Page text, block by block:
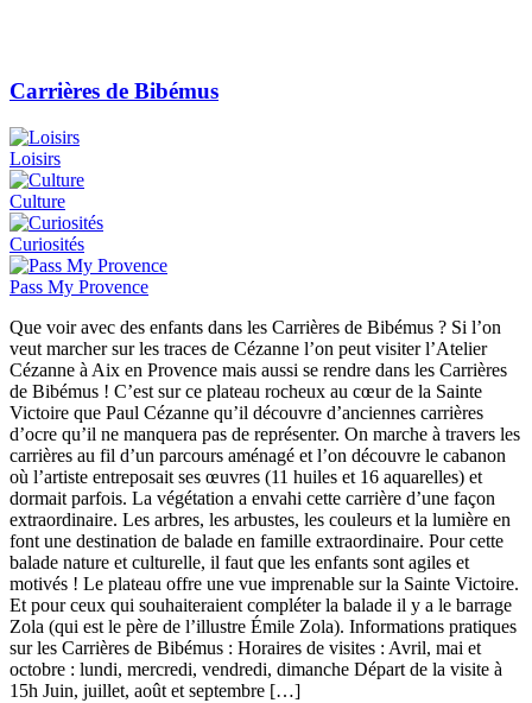
Carrières de Bibémus
Loisirs
Culture
Curiosités
Pass My Provence
Que voir avec des enfants dans les Carrières de Bibémus ? Si l’on
veut marcher sur les traces de Cézanne l’on peut visiter l’Atelier
Cézanne à Aix en Provence mais aussi se rendre dans les Carrières
de Bibémus ! C’est sur ce plateau rocheux au cœur de la Sainte
Victoire que Paul Cézanne qu’il découvre d’anciennes carrières
d’ocre qu’il ne manquera pas de représenter. On marche à travers les
carrières au fil d’un parcours aménagé et l’on découvre le cabanon
où l’artiste entreposait ses œuvres (11 huiles et 16 aquarelles) et
dormait parfois. La végétation a envahi cette carrière d’une façon
extraordinaire. Les arbres, les arbustes, les couleurs et la lumière en
font une destination de balade en famille extraordinaire. Pour cette
balade nature et culturelle, il faut que les enfants sont agiles et
motivés ! Le plateau offre une vue imprenable sur la Sainte Victoire.
Et pour ceux qui souhaiteraient compléter la balade il y a le barrage
Zola (qui est le père de l’illustre Émile Zola). Informations pratiques
sur les Carrières de Bibémus : Horaires de visites : Avril, mai et
octobre : lundi, mercredi, vendredi, dimanche Départ de la visite à
15h Juin, juillet, août et septembre […]